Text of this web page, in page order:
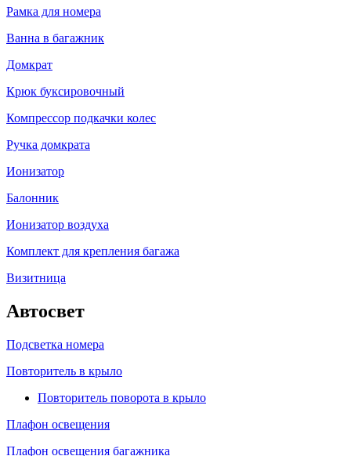
Рамка для номера
Ванна в багажник
Домкрат
Крюк буксировочный
Компрессор подкачки колес
Ручка домкрата
Ионизатор
Балонник
Ионизатор воздуха
Комплект для крепления багажа
Визитница
Автосвет
Подсветка номера
Повторитель в крыло
Повторитель поворота в крыло
Плафон освещения
Плафон освещения багажника